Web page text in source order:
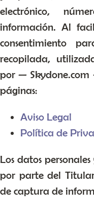
electrónico,
información. Al
consentimiento
recopilada,
por — Skydone.com
páginas:
Aviso Legal
Política de
Los datos
por parte del Titular
de captura de